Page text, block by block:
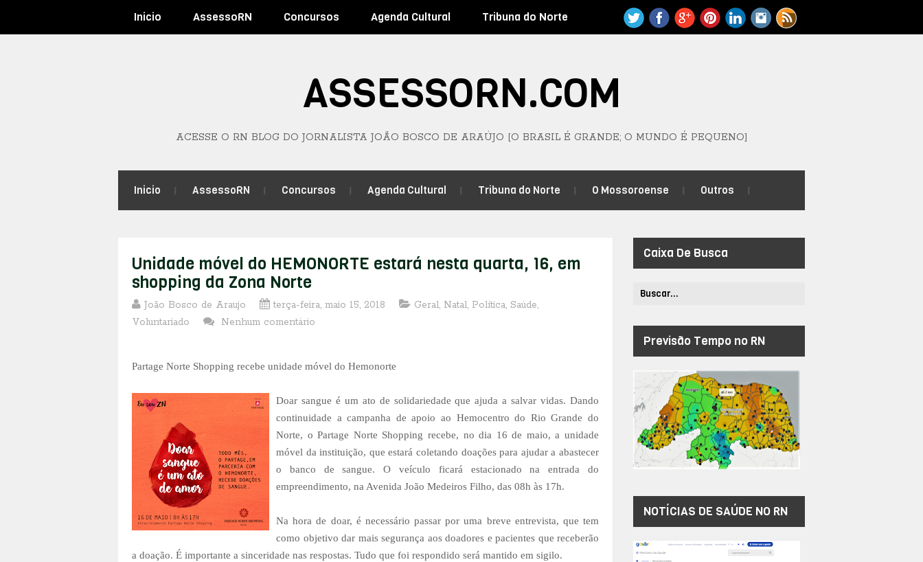
Inicio AssessoRN Concursos Agenda Cultural Tribuna do Norte
ASSESSORN.COM
ACESSE O RN BLOG DO JORNALISTA JOÃO BOSCO DE ARAÚJO [O BRASIL É GRANDE; O MUNDO É PEQUENO]
Inicio AssessoRN Concursos Agenda Cultural Tribuna do Norte O Mossoroense Outros
Unidade móvel do HEMONORTE estará nesta quarta, 16, em
shopping da Zona Norte
João Bosco de Araujo terça-feira, maio 15, 2018 Geral, Natal, Política, Saúde,
Voluntariado
Nenhum comentário
Partage Norte Shopping recebe unidade móvel do Hemonorte
Doar sangue é um ato de solidariedade que ajuda a salvar vidas. Dando
continuidade a campanha de apoio ao Hemocentro do Rio Grande do
Norte, o Partage Norte Shopping recebe, no dia 16 de maio, a unidade
móvel da instituição, que estará coletando doações para ajudar a abastecer
o banco de sangue. O veículo ficará estacionado na entrada do
empreendimento, na Avenida João Medeiros Filho, das 08h às 17h.
Na hora de doar, é necessário passar por uma breve entrevista, que tem
como objetivo dar mais segurança aos doadores e pacientes que receberão
a doação. É importante a sinceridade nas respostas. Tudo que foi respondido será mantido em sigilo.
Caixa De Busca
Previsão Tempo no RN
NOTÍCIAS DE SAÚDE NO RN